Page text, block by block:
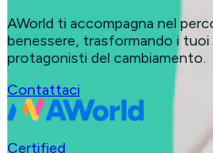
AWorld ti accompagna nel
benessere, trasformando i tuoi
protagonisti del cambiamento.
Contattaci
Certified